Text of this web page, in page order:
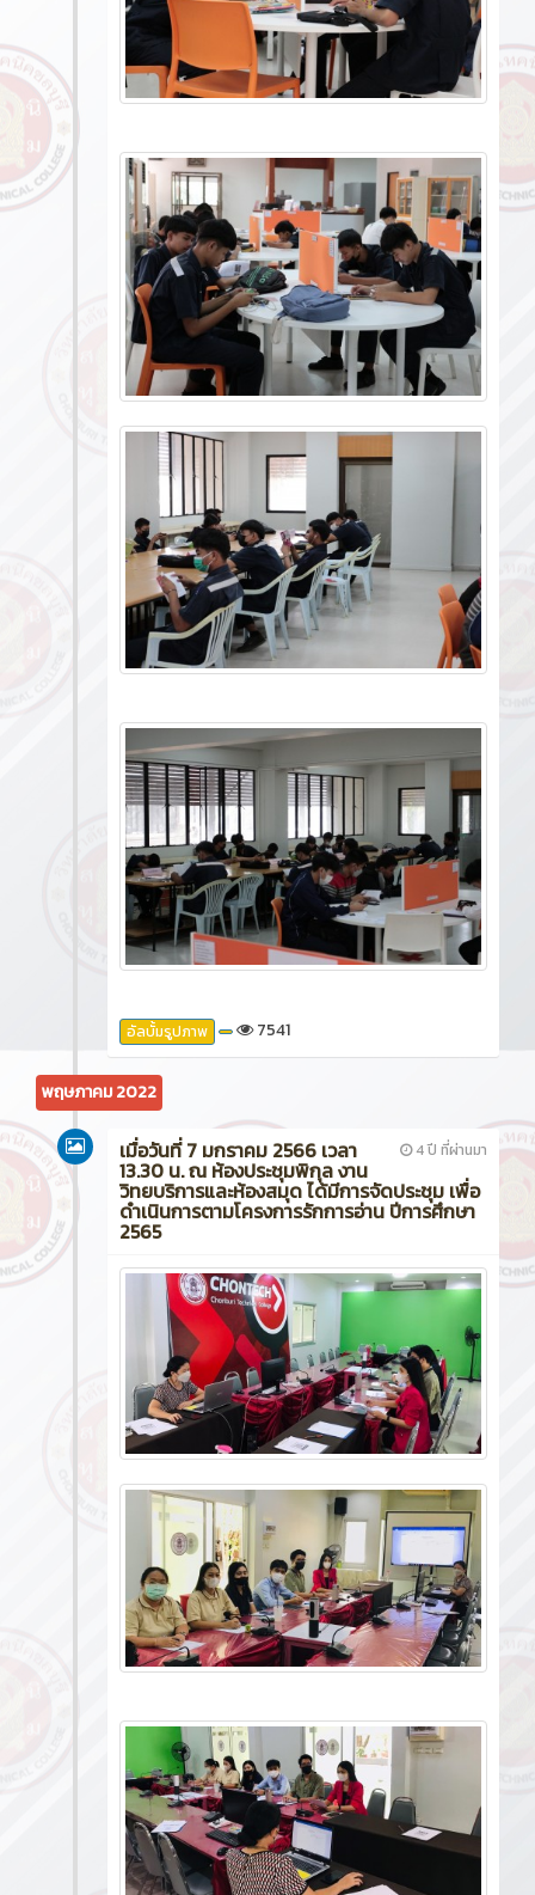
อัลบั้มรูปภาพ 7541
พฤษภาคม 2022
4 ปี ที่ผ่านมา
เมื่อวันที่ 7 มกราคม 2566 เวลา
13.30 น. ณ ห้องประชุมพิกุล งาน
วิทยบริการและห้องสมุด ได้มีการจัดประชุม เพื่อ
ดำเนินการตามโครงการรักการอ่าน ปีการศึกษา
2565